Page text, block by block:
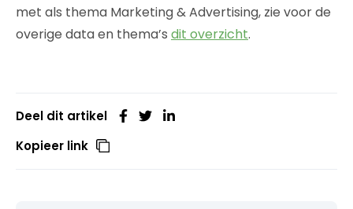
met als thema Marketing & Advertising, zie voor de
overige data en thema’s dit overzicht.
Deel dit artikel
Kopieer link